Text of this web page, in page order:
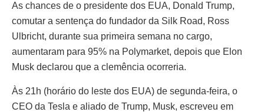
As chances de o presidente dos EUA, Donald Trump,
comutar a sentença do fundador da Silk Road, Ross
Ulbricht, durante sua primeira semana no cargo,
aumentaram para 95% na Polymarket, depois que Elon
Musk declarou que a clemência ocorreria.
Às 21h (horário do leste dos EUA) de segunda-feira, o
CEO da Tesla e aliado de Trump, Musk, escreveu em